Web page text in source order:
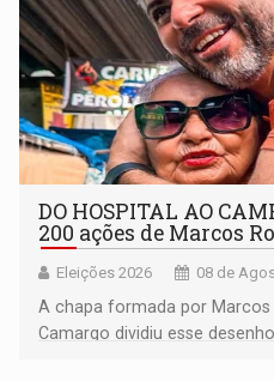
DO HOSPITAL AO
200 ações de Marcos
Eleições 2026 08 de
A chapa formada por Marcos
Camargo dividiu esse